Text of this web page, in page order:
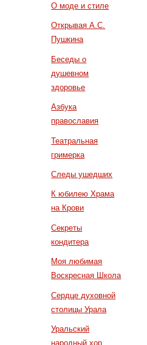
О моде и стиле
Открывая А.С.
Пушкина
Беседы о
душевном
здоровье
Азбука
православия
Театральная
гримерка
Следы ушедших
К юбилею Храма
на Крови
Секреты
кондитера
Моя любимая
Воскресная Школа
Сердце духовной
столицы Урала
Уральский
народный хор